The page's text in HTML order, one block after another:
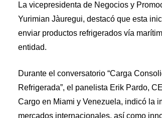
La vicepresidenta de Negocios y
Yurimian Jàuregui, destacó que esta
enviar productos refrigerados vía
entidad.
Durante el conversatorio “Carga
Refrigerada”, el panelista Erik Pardo,
Cargo en Miami y Venezuela, indicó la
mercados internacionales, así como